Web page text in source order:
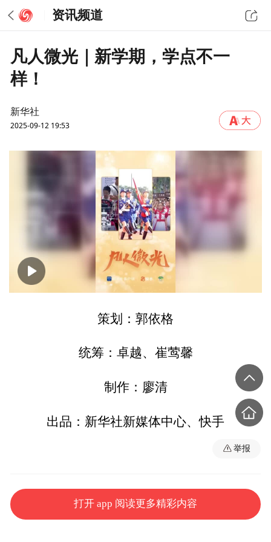
资讯频道
凡人微光｜新学期，学点不一
样！
新华社
2025-09-12 19:53
00:00
策划：郭依格
统筹：卓越、崔莺馨
制作：廖清
出品：新华社新媒体中心、快手
举报
打开 app 阅读更多精彩内容